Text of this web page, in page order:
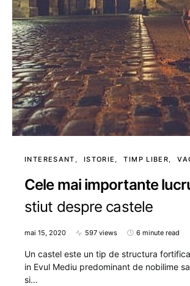
INTERESANT ISTORIE TIMP LIBER
Cele mai importante
stiut despre castele
mai 15, 2020 597 views 6 minute read
Un castel este un tip de structura
in Evul Mediu predominant de nobilime
si…